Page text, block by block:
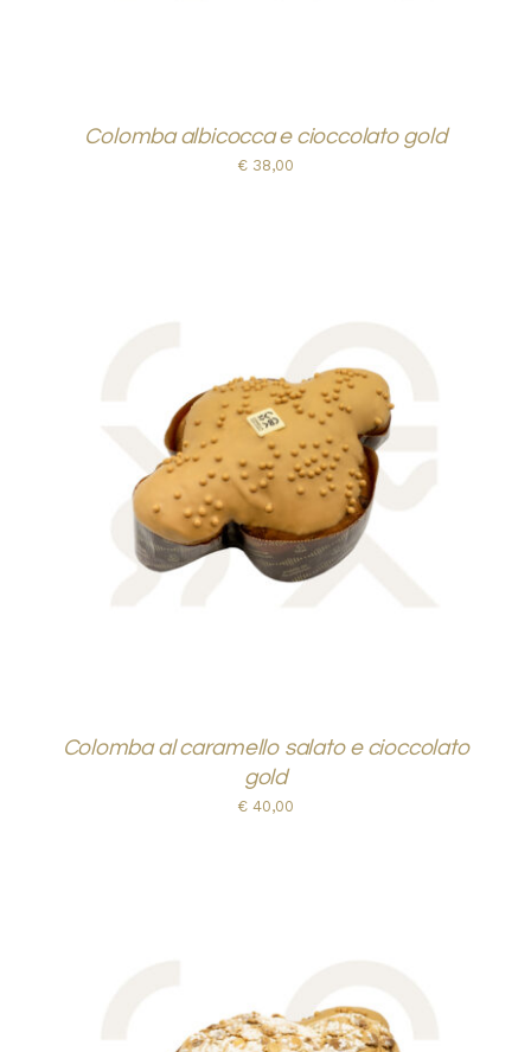
Colomba albicocca e cioccolato gold
€ 38,00
AGGIUNGI AL CARRELLO
/
DETTAGLI
Colomba al caramello salato e cioccolato
gold
€ 40,00